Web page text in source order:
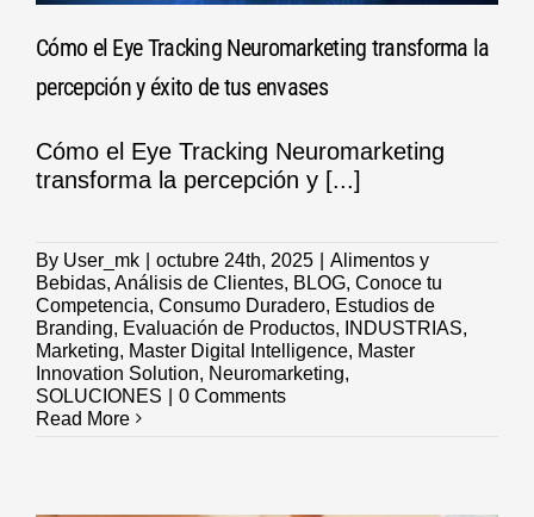
Cómo el Eye Tracking Neuromarketing transforma la
percepción y éxito de tus envases
Cómo el Eye Tracking Neuromarketing
transforma la percepción y [...]
By User_mk octubre 24th, 2025
Alimentos y
Bebidas, Análisis de Clientes, BLOG, Conoce tu
Competencia, Consumo Duradero, Estudios de
Branding, Evaluación de Productos, INDUSTRIAS,
Marketing, Master Digital Intelligence, Master
Innovation Solution, Neuromarketing,
SOLUCIONES
0 Comments
Read More